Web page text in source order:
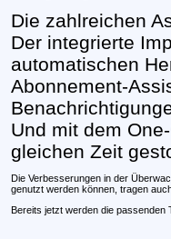
Die zahlreichen
Der integrierte
automatischen
Abonnement-
Und mit dem
gleichen Zeit
Die Verbesserungen in der
genutzt werden können, tragen
Bereits jetzt werden die passenden